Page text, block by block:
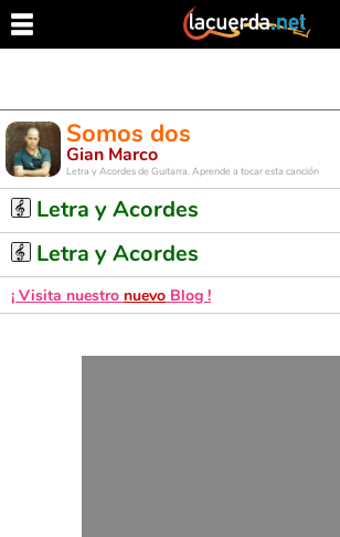
Somos dos
Gian Marco
Letra y Acordes de Guitarra. Aprende a tocar esta canción
Letra y Acordes
Letra y Acordes
¡ Visita nuestro nuevo Blog !